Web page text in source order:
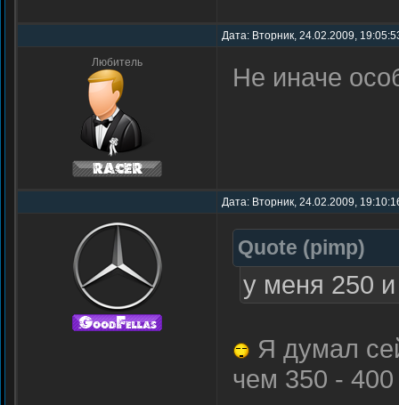
Дата: Вторник, 24.02.2009,
Любитель Не иначе
Дата: Вторник, 24.02.2009,
Quote (pimp)
у меня 250 и
Я думал
чем 350 -